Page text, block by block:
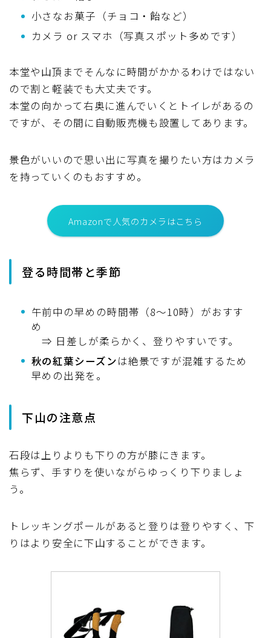
小さなお菓子（チョコ・飴など）
カメラ or スマホ（写真スポット多めです）
本堂や山頂までそんなに時間がかかるわけではない
ので割と軽装でも大丈夫です。
本堂の向かって右奥に進んでいくとトイレがあるの
ですが、その間に自動販売機も設置してあります。
景色がいいので思い出に写真を撮りたい方はカメラ
を持っていくのもおすすめ。
Amazonで人気のカメラはこちら
登る時間帯と季節
午前中の早めの時間帯（8〜10時）がおすす
め
⇒ 日差しが柔らかく、登りやすいです。
秋の紅葉シーズンは絶景ですが混雑するため
早めの出発を。
下山の注意点
石段は上りよりも下りの方が膝にきます。
焦らず、手すりを使いながらゆっくり下りましょ
う。
トレッキングポールがあると登りは登りやすく、下
りはより安全に下山することができます。